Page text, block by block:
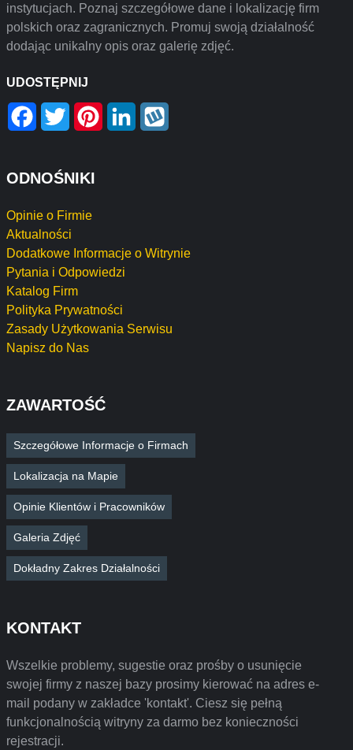
instytucjach. Poznaj szczegółowe dane i lokalizację firm
polskich oraz zagranicznych. Promuj swoją działalność
dodając unikalny opis oraz galerię zdjęć.
UDOSTĘPNIJ
Facebook
Twitter PinterestLinkedIn
ODNOŚNIKI
Opinie o Firmie
Aktualności
Dodatkowe Informacje o Witrynie
Pytania i Odpowiedzi
Katalog Firm
Polityka Prywatności
Zasady Użytkowania Serwisu
Napisz do Nas
ZAWARTOŚĆ
Szczegółowe Informacje o Firmach
Lokalizacja na Mapie
Opinie Klientów i Pracowników
Galeria Zdjęć
Dokładny Zakres Działalności
KONTAKT
Wszelkie problemy, sugestie oraz prośby o usunięcie
swojej firmy z naszej bazy prosimy kierować na adres e-
mail podany w zakładce 'kontakt'. Ciesz się pełną
funkcjonalnością witryny za darmo bez konieczności
rejestracji.